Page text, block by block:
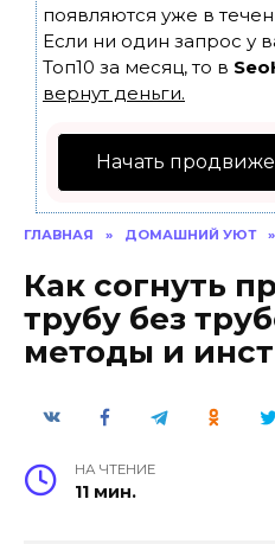
появляются уже в
Если ни один запрос у
Топ10 за месяц, то в
вернут деньги.
Начать
ГЛАВНАЯ » ДОМАШНИЙ УЮТ »
Как согнуть
трубу без
методы и
НА ЧТЕНИЕ
11 мин.